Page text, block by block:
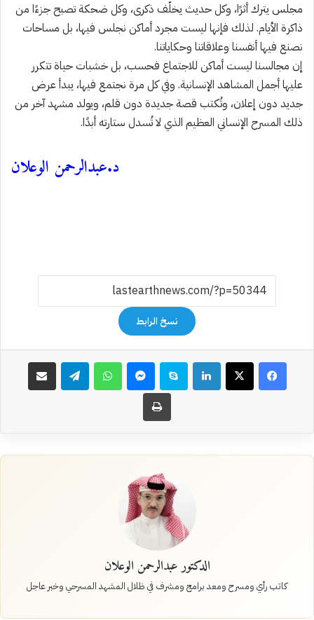
مجلس يترك أثرًا، وكل حديث يخلّف ذكرى، وكل ضحكة تصبح جزءًا من
ذاكرة الأيام. لذلك فإنها ليست مجرد أماكن نجلس فيها، بل مساحات
نصنع فيها أنفسنا وعلاقاتنا وحكاياتنا.
إن مجالسنا ليست أماكن للاجتماع فحسب، بل خشبات حياة تتكرر
عليها أجمل المشاهد الإنسانية. وفي كل مرة نجتمع فيها، يبدأ عرض
جديد دون إعلان، وتُكتب قصة جديدة دون قلم، ويولد مشهد آخر من
ذلك المسرح الإنساني العظيم الذي لا تُسدل ستارته أبدًا.
د.عبدالرحمن الوعلان
نسخ الرابط
فيسبوك‫X لينكدإن سكايب ماسنجر واتساب تيلقرام مشاركة عبر البريد
طباعة
الدكتور عبدالرحمن الوعلان
كاتب رأي ومسرح ومعد برامج ومشرف في ظلال المشهد المسرحي وخبر عاجل